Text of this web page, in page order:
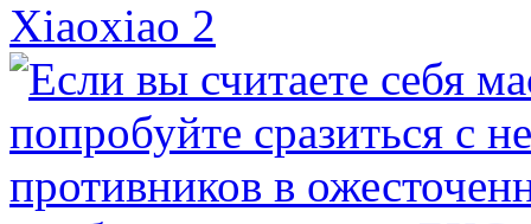
Xiaoxiao 2